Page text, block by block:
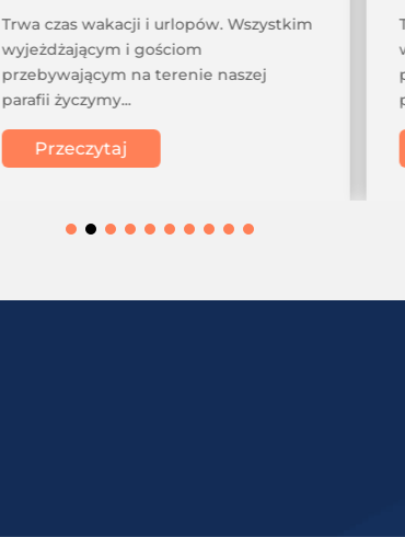
Trwa czas wakacji i urlopów. Wszystkim
wyjeżdżającym i gościom
przebywającym na terenie naszej
parafii życzymy...
Przeczytaj